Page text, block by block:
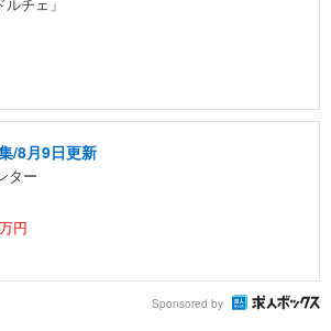
チェ」
/8月9日更新
ター
円
Sponsored by